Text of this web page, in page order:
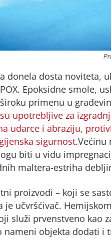
donela dosta noviteta,
Epoksidne smole,
primenu u
upotrebljive za
udarce i abraziju,
sigurnost.Većinu
biti u vidu
maltera-estriha
proizvodi – koji se
učvršćivač.
služi prvenstveno kao
objekta dodati i